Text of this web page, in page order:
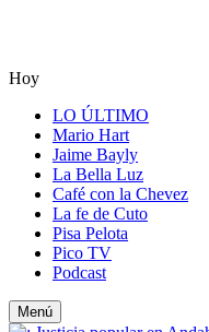
Hoy
LO ÚLTIMO
Mario Hart
Jaime Bayly
La Bella Luz
Café con la Chevez
La fe de Cuto
Pisa Pelota
Pico TV
Podcast
Menú